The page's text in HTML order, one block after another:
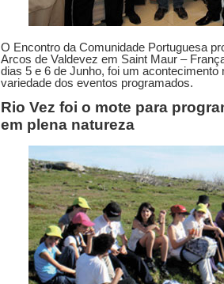
O Encontro da Comunidade Portuguesa
Arcos de Valdevez em Saint Maur –
dias 5 e 6 de Junho, foi um acontecimento
variedade dos eventos programados.
Rio Vez foi o mote para
em plena natureza